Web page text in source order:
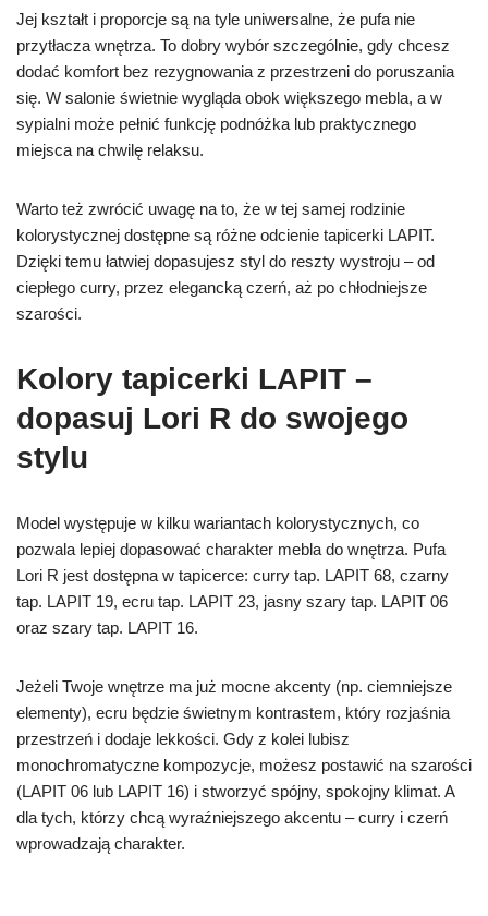
Jej kształt i proporcje są na tyle uniwersalne, że pufa nie
przytłacza wnętrza. To dobry wybór szczególnie, gdy chcesz
dodać komfort bez rezygnowania z przestrzeni do poruszania
się. W salonie świetnie wygląda obok większego mebla, a w
sypialni może pełnić funkcję podnóżka lub praktycznego
miejsca na chwilę relaksu.
Warto też zwrócić uwagę na to, że w tej samej rodzinie
kolorystycznej dostępne są różne odcienie tapicerki LAPIT.
Dzięki temu łatwiej dopasujesz styl do reszty wystroju – od
ciepłego curry, przez elegancką czerń, aż po chłodniejsze
szarości.
Kolory tapicerki LAPIT –
dopasuj Lori R do swojego
stylu
Model występuje w kilku wariantach kolorystycznych, co
pozwala lepiej dopasować charakter mebla do wnętrza. Pufa
Lori R jest dostępna w tapicerce: curry tap. LAPIT 68, czarny
tap. LAPIT 19, ecru tap. LAPIT 23, jasny szary tap. LAPIT 06
oraz szary tap. LAPIT 16.
Jeżeli Twoje wnętrze ma już mocne akcenty (np. ciemniejsze
elementy), ecru będzie świetnym kontrastem, który rozjaśnia
przestrzeń i dodaje lekkości. Gdy z kolei lubisz
monochromatyczne kompozycje, możesz postawić na szarości
(LAPIT 06 lub LAPIT 16) i stworzyć spójny, spokojny klimat. A
dla tych, którzy chcą wyraźniejszego akcentu – curry i czerń
wprowadzają charakter.